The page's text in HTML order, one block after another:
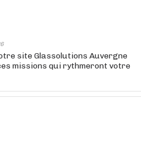
site Glassolutions Auvergne
missions qui rythmeront votre